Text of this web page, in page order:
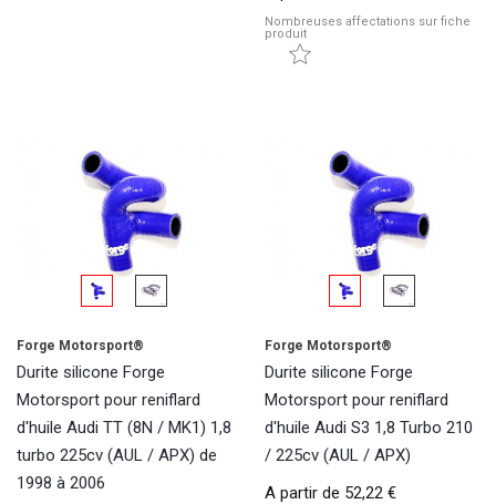
Nombreuses affectations sur fiche
produit
Forge Motorsport®
Durite silicone Forge
Motorsport pour reniflard
d'huile Audi TT (8N / MK1) 1,8
turbo 225cv (AUL / APX) de
1998 à 2006
Forge Motorsport®
Durite silicone Forge
Motorsport pour reniflard
d'huile Audi S3 1,8 Turbo 210
/ 225cv (AUL / APX)
A partir de 52,22 €